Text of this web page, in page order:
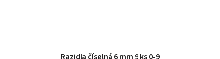
Razidla číselná 6 mm 9 ks 0-9